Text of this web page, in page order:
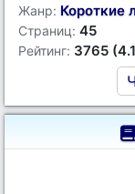
Жанр: Короткие
Страниц: 45
Рейтинг: 3765